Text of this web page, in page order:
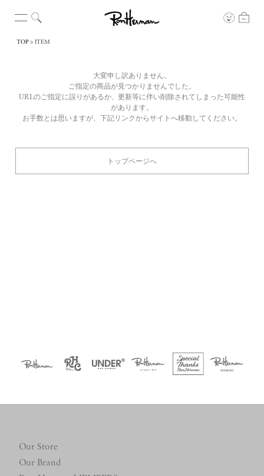
TOP ITEM
大変申し訳ありません。
ご指定の商品が見つかりませんでした。
URLのご指定に誤りがあるか、更新等に伴い削除されてしまった可能性
があります。
お手数とは思いますが、下記リンクからサイトへ移動してください。
トップページへ
Our Store
Our Brand